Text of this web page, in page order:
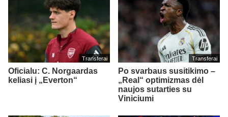
Transferai
Oficialu: C. Norgaardas
keliasi į „Everton“
Transferai
Po svarbaus susitikimo –
„Real“ optimizmas dėl
naujos sutarties su
Viniciumi